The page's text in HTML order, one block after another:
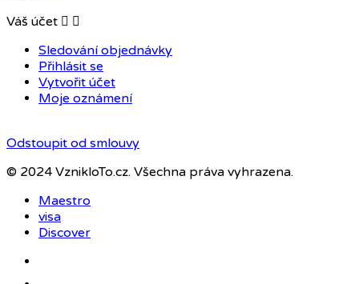
Váš účet  
Sledování objednávky
Přihlásit se
Vytvořit účet
Moje oznámení
Odstoupit od smlouvy
© 2024 VznikloTo.cz. Všechna práva vyhrazena.
Maestro
visa
Discover